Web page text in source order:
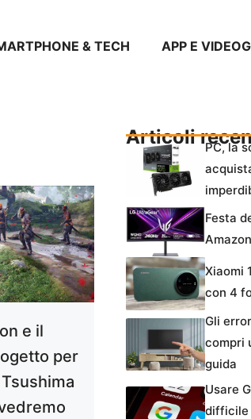
& TECH APP E
e il
per
Articoli
PC, la
Festa
Xiaomi
con 4
Gli
compri
guida
Usare
difficile